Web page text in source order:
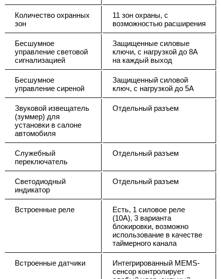
Количество охранных
зон
11 зон охраны, с
возможностью расширения
Бесшумное
управление световой
сигнализацией
Защищенные силовые
ключи, с нагрузкой до 8А
на каждый выход
Бесшумное
управление сиреной
Защищенный силовой
ключ, с нагрузкой до 5А
Звуковой извещатель
(зуммер) для
установки в салоне
автомобиля
Отдельный разъем
Служебный
переключатель
Отдельный разъем
Светодиодный
индикатор
Отдельный разъем
Встроенные реле
Есть, 1 силовое реле
(10А), 3 варианта
блокировки, возможно
использование в качестве
таймерного канала
Встроенные датчики
Интегрированный MEMS-
сенсор контролирует